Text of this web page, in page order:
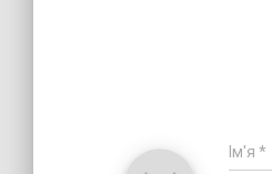
Ім'я *